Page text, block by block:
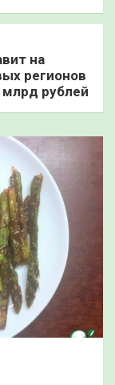
на
регионов
млрд рублей